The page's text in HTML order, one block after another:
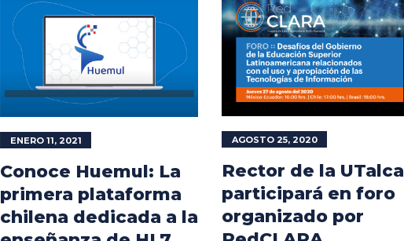
ENERO 11, 2021
Conoce Huemul: La
primera plataforma
chilena dedicada a la
AGOSTO 25, 2020
Rector de la UTalca
participará en foro
organizado por